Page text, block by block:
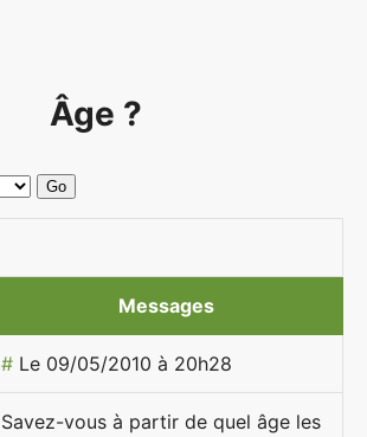
Âge ?
Messages
# Le 09/05/2010 à 20h28
Savez-vous à partir de quel âge les